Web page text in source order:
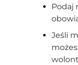
Podaj
Jeśli